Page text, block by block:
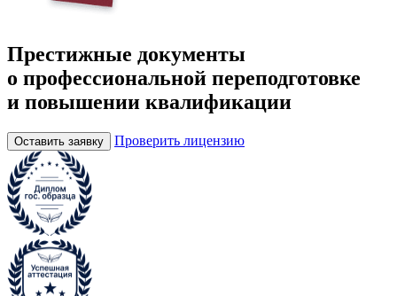
Престижные документы
о профессиональной переподготовке
и повышении квалификации
Оставить заявку Проверить лицензию